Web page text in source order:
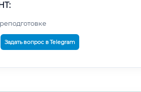
Задать вопрос в Telegram